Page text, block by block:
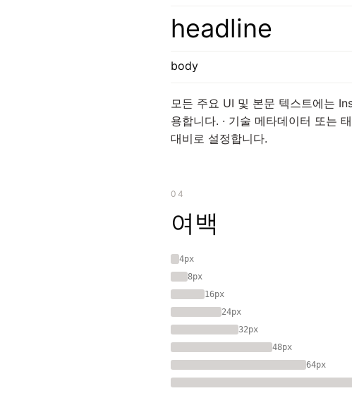
headline
body
모든 주요 UI 및 본문 텍스트에는
용합니다. · 기술 메타데이터 또는
대비로 설정합니다.
04
여백
4px
8px
16px
24px
32px
48px
64px